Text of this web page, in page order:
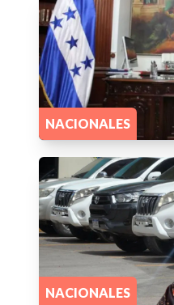
NACIONALES
NACIONALES